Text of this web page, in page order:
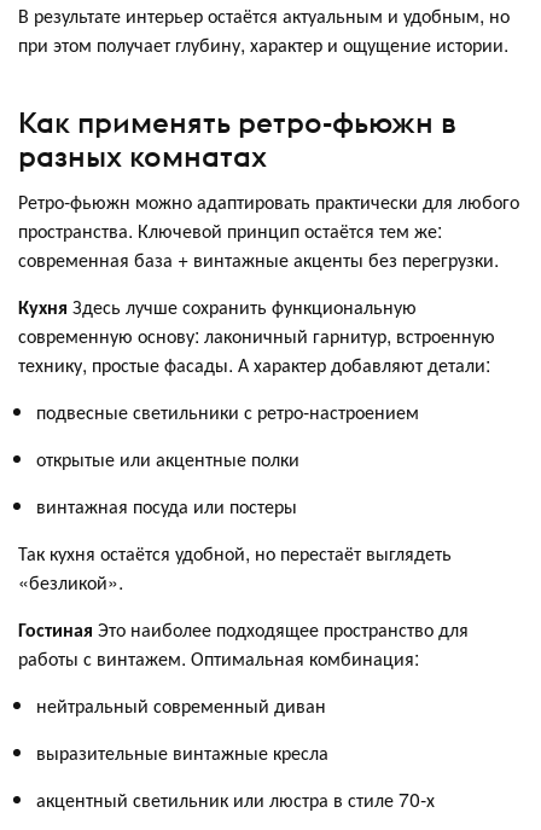
В результате интерьер остаётся актуальным и удобным, но
при этом получает глубину, характер и ощущение истории.
Как применять ретро-фьюжн в
разных комнатах
Ретро-фьюжн можно адаптировать практически для любого
пространства. Ключевой принцип остаётся тем же:
современная база + винтажные акценты без перегрузки.
Кухня Здесь лучше сохранить функциональную
современную основу: лаконичный гарнитур, встроенную
технику, простые фасады. А характер добавляют детали:
подвесные светильники с ретро-настроением
открытые или акцентные полки
винтажная посуда или постеры
Так кухня остаётся удобной, но перестаёт выглядеть
«безликой».
Гостиная Это наиболее подходящее пространство для
работы с винтажем. Оптимальная комбинация:
нейтральный современный диван
выразительные винтажные кресла
акцентный светильник или люстра в стиле 70-х